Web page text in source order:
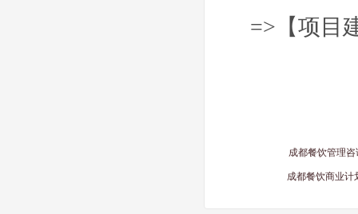
=> 【项
成都餐饮管理
成都餐饮商业计